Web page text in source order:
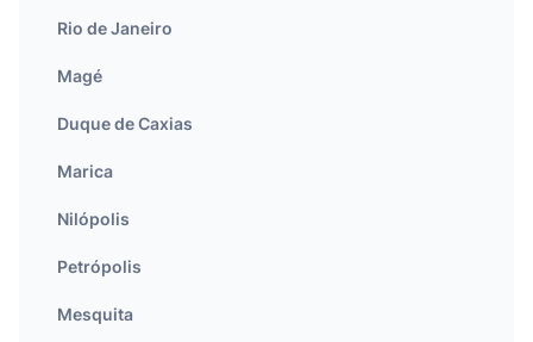
Rio de Janeiro
Magé
Duque de Caxias
Marica
Nilópolis
Petrópolis
Mesquita